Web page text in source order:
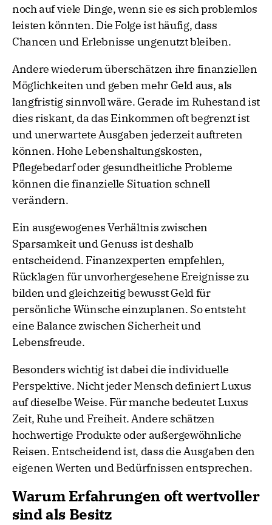
noch auf viele Dinge, wenn sie es sich problemlos
leisten könnten. Die Folge ist häufig, dass
Chancen und Erlebnisse ungenutzt bleiben.
Andere wiederum überschätzen ihre finanziellen
Möglichkeiten und geben mehr Geld aus, als
langfristig sinnvoll wäre. Gerade im Ruhestand ist
dies riskant, da das Einkommen oft begrenzt ist
und unerwartete Ausgaben jederzeit auftreten
können. Hohe Lebenshaltungskosten,
Pflegebedarf oder gesundheitliche Probleme
können die finanzielle Situation schnell
verändern.
Ein ausgewogenes Verhältnis zwischen
Sparsamkeit und Genuss ist deshalb
entscheidend. Finanzexperten empfehlen,
Rücklagen für unvorhergesehene Ereignisse zu
bilden und gleichzeitig bewusst Geld für
persönliche Wünsche einzuplanen. So entsteht
eine Balance zwischen Sicherheit und
Lebensfreude.
Besonders wichtig ist dabei die individuelle
Perspektive. Nicht jeder Mensch definiert Luxus
auf dieselbe Weise. Für manche bedeutet Luxus
Zeit, Ruhe und Freiheit. Andere schätzen
hochwertige Produkte oder außergewöhnliche
Reisen. Entscheidend ist, dass die Ausgaben den
eigenen Werten und Bedürfnissen entsprechen.
Warum Erfahrungen oft wertvoller
sind als Besitz